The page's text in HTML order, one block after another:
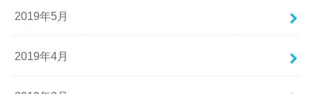
2019年5月
2019年4月